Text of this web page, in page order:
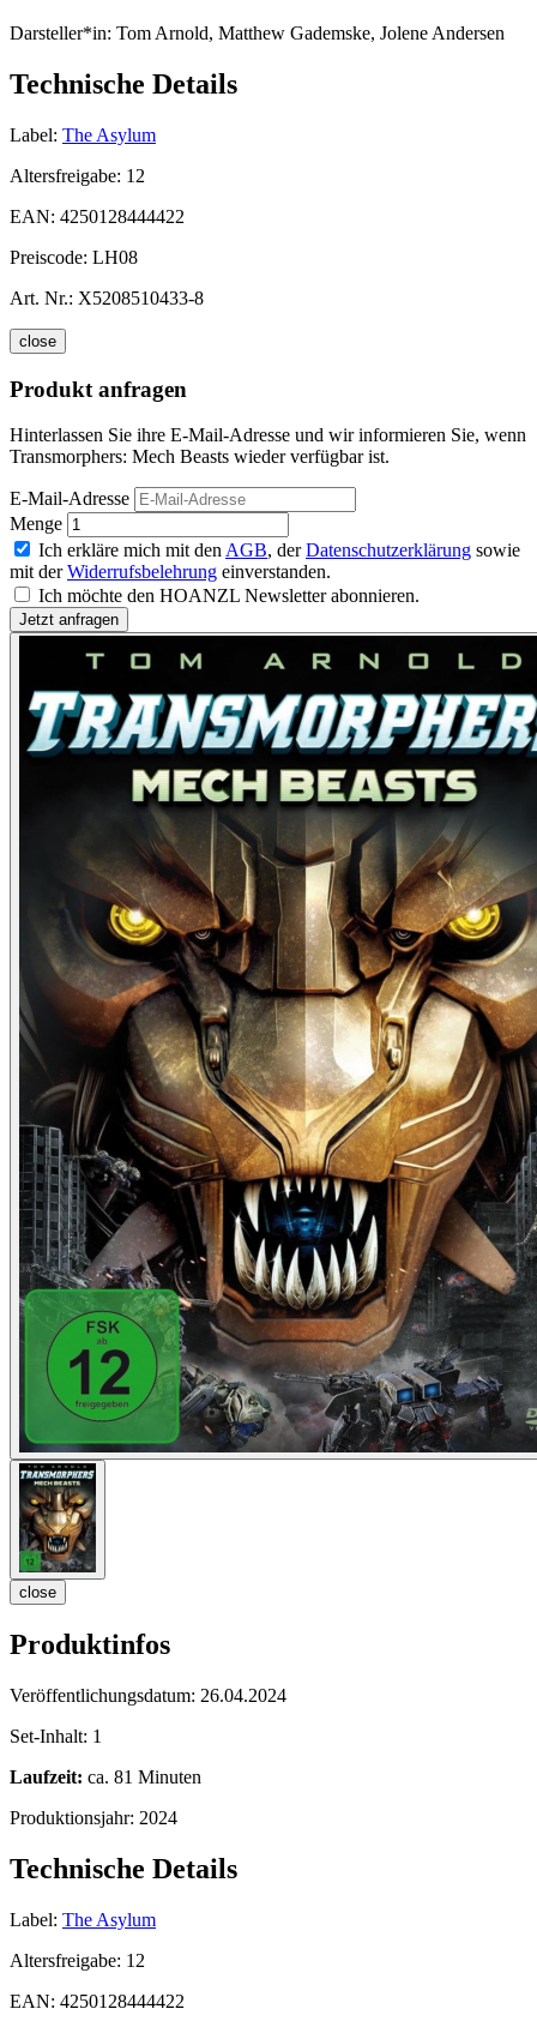
Darsteller*in: Tom Arnold, Matthew Gademske, Jolene Andersen
Technische Details
Label: The Asylum
Altersfreigabe: 12
EAN: 4250128444422
Preiscode: LH08
Art. Nr.: X5208510433-8
close
Produkt anfragen
Hinterlassen Sie ihre E-Mail-Adresse und wir informieren Sie, wenn
Transmorphers: Mech Beasts wieder verfügbar ist.
E-Mail-Adresse
Menge
Ich erkläre mich mit den AGB, derDatenschutzerklärung sowie
mit derWiderrufsbelehrung einverstanden.
Ich möchte den HOANZL Newsletter abonnieren.
close
Produktinfos
Veröffentlichungsdatum: 26.04.2024
Set-Inhalt: 1
Laufzeit: ca. 81 Minuten
Produktionsjahr: 2024
Technische Details
Label: The Asylum
Altersfreigabe: 12
EAN: 4250128444422